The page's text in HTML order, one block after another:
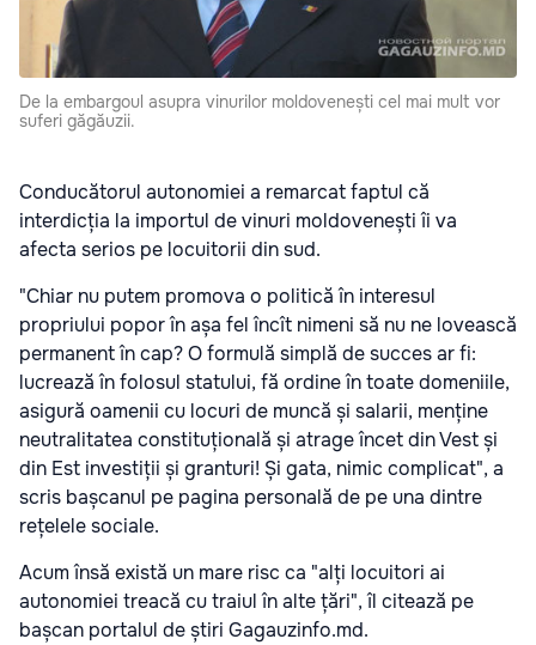
De la embargoul asupra vinurilor moldovenești cel mai mult vor
suferi găgăuzii.
Conducătorul autonomiei a remarcat faptul că
interdicția la importul de vinuri moldovenești îi va
afecta serios pe locuitorii din sud.
"Chiar nu putem promova o politică în interesul
propriului popor în așa fel încît nimeni să nu ne lovească
permanent în cap? O formulă simplă de succes ar fi:
lucrează în folosul statului, fă ordine în toate domeniile,
asigură oamenii cu locuri de muncă și salarii, menține
neutralitatea constituțională și atrage încet din Vest și
din Est investiții și granturi! Și gata, nimic complicat", a
scris bașcanul pe pagina personală de pe una dintre
rețelele sociale.
Acum însă există un mare risc ca "alți locuitori ai
autonomiei treacă cu traiul în alte țări", îl citează pe
bașcan portalul de știri Gagauzinfo.md​​.